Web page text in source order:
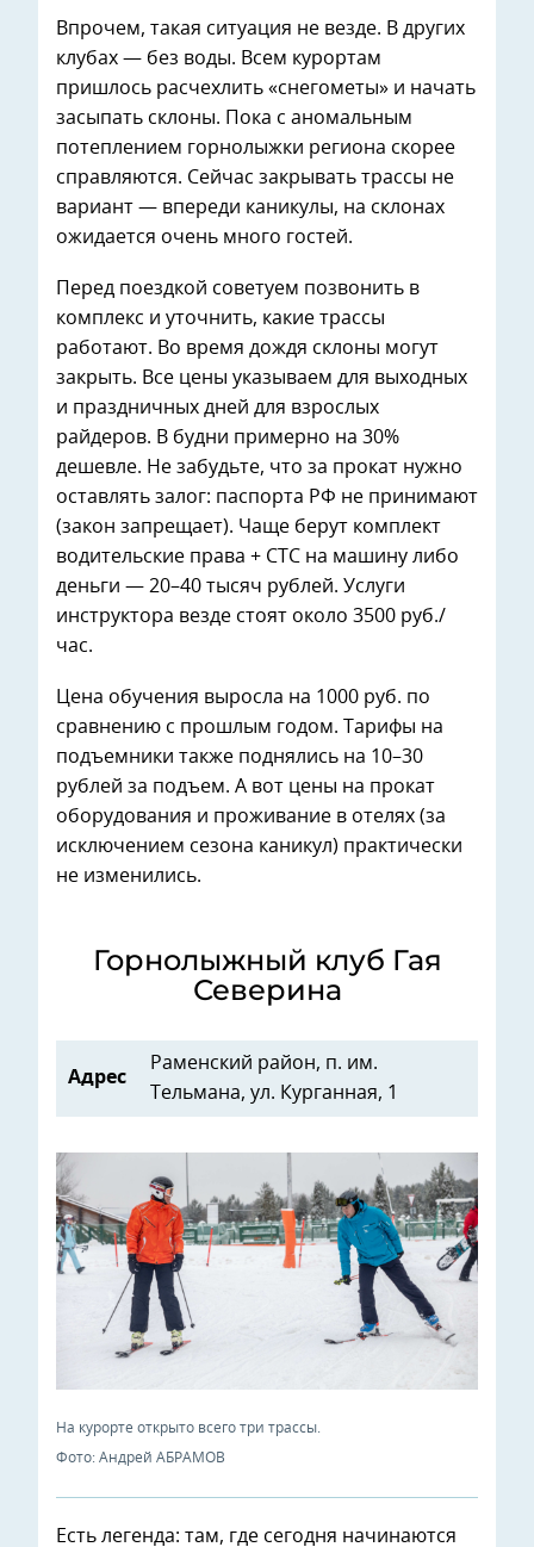
Впрочем, такая ситуация не везде. В других
клубах — без воды. Всем курортам
пришлось расчехлить «снегометы» и начать
засыпать склоны. Пока с аномальным
потеплением горнолыжки региона скорее
справляются. Сейчас закрывать трассы не
вариант — впереди каникулы, на склонах
ожидается очень много гостей.
Перед поездкой советуем позвонить в
комплекс и уточнить, какие трассы
работают. Во время дождя склоны могут
закрыть. Все цены указываем для выходных
и праздничных дней для взрослых
райдеров. В будни примерно на 30%
дешевле. Не забудьте, что за прокат нужно
оставлять залог: паспорта РФ не принимают
(закон запрещает). Чаще берут комплект
водительские права + СТС на машину либо
деньги — 20–40 тысяч рублей. Услуги
инструктора везде стоят около 3500 руб./
час.
Цена обучения выросла на 1000 руб. по
сравнению с прошлым годом. Тарифы на
подъемники также поднялись на 10–30
рублей за подъем. А вот цены на прокат
оборудования и проживание в отелях (за
исключением сезона каникул) практически
не изменились.
Горнолыжный клуб Гая
Северина
Адрес
Раменский район, п. им.
Тельмана, ул. Курганная, 1
На курорте открыто всего три трассы.
Фото: Андрей АБРАМОВ
Есть легенда: там, где сегодня начинаются